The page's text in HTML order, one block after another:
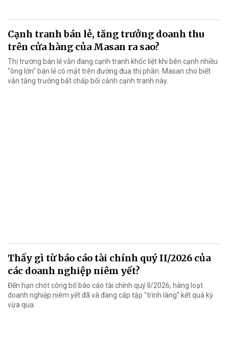
Cạnh tranh bán lẻ, tăng trưởng doanh thu
trên cửa hàng của Masan ra sao?
Thị trường bán lẻ vẫn đang cạnh tranh khốc liệt khi bên cạnh nhiều
"ông lớn" bán lẻ có mặt trên đường đua thị phần. Masan cho biết
vẫn tăng trưởng bất chấp bối cảnh cạnh tranh này.
Thấy gì từ báo cáo tài chính quý II/2026 của
các doanh nghiệp niêm yết?
Đến hạn chót công bố báo cáo tài chính quý II/2026, hàng loạt
doanh nghiệp niêm yết đã và đang cấp tập "trình làng" kết quả kỳ
vừa qua.